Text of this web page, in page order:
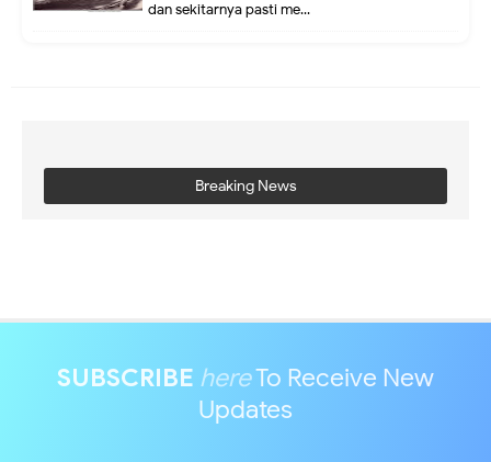
dan sekitarnya pasti me...
Breaking News
SUBSCRIBE hereTo Receive New
Updates